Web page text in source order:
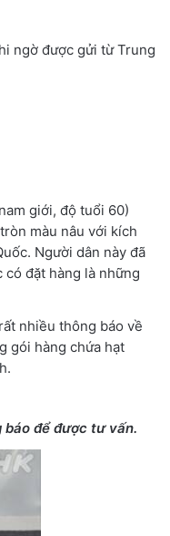
ngờ được gửi từ Trung
giới, độ tuổi 60)
màu nâu với kích
Người dân này đã
đặt hàng là những
nhiều thông báo về
gói hàng chứa hạt
báo để được tư vấn.